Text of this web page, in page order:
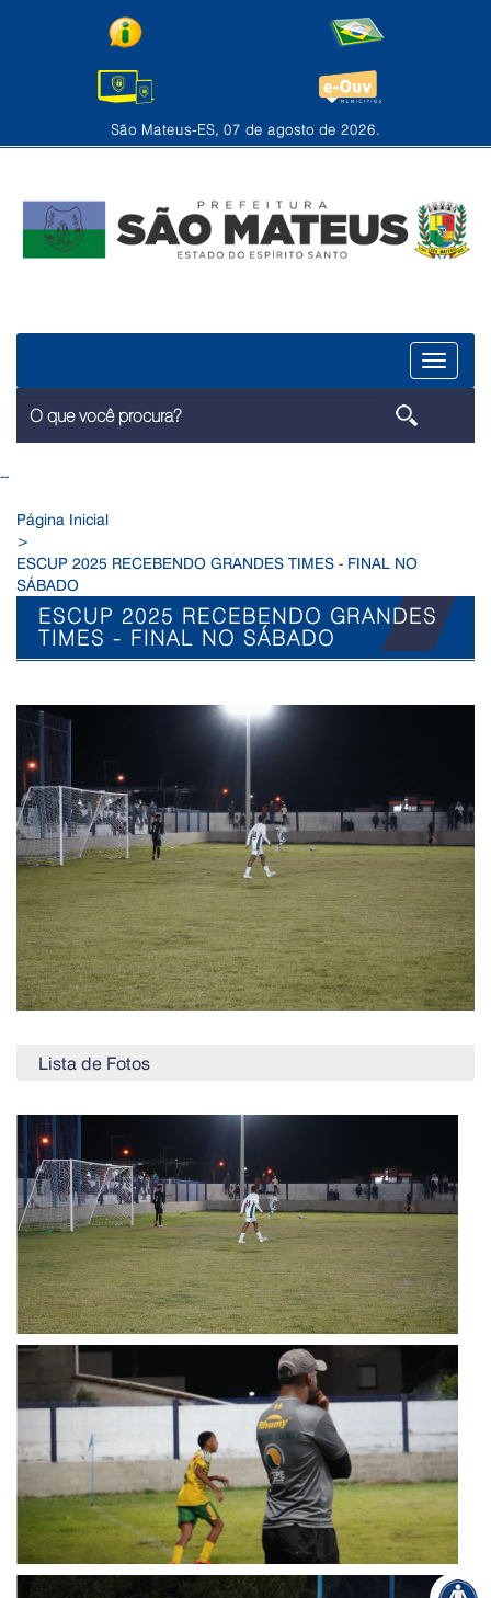
São Mateus-ES, 07 de agosto de 2026.
Menu
--
Página Inicial
>
ESCUP 2025 RECEBENDO GRANDES TIMES - FINAL NO
SÁBADO
ESCUP 2025 RECEBENDO GRANDES
TIMES - FINAL NO SÁBADO
Lista de Fotos